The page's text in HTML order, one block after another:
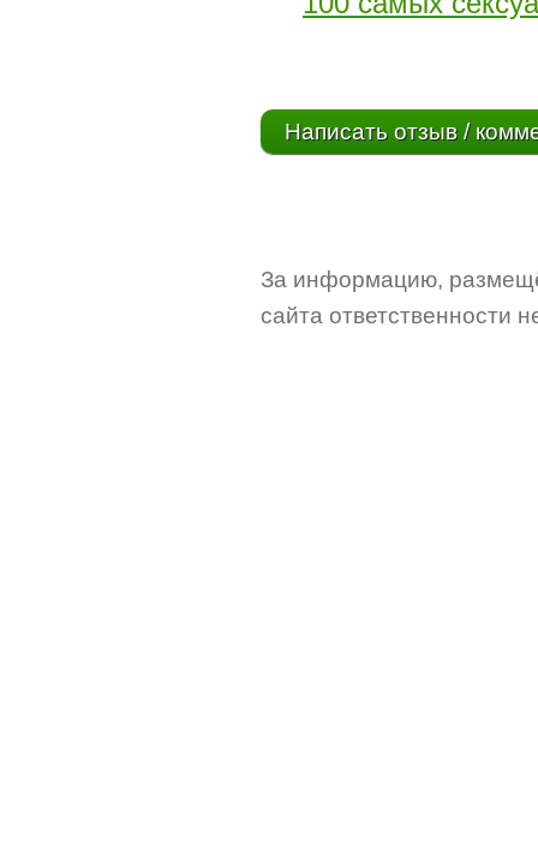
Написать отзыв /
За информацию,
сайта ответственности